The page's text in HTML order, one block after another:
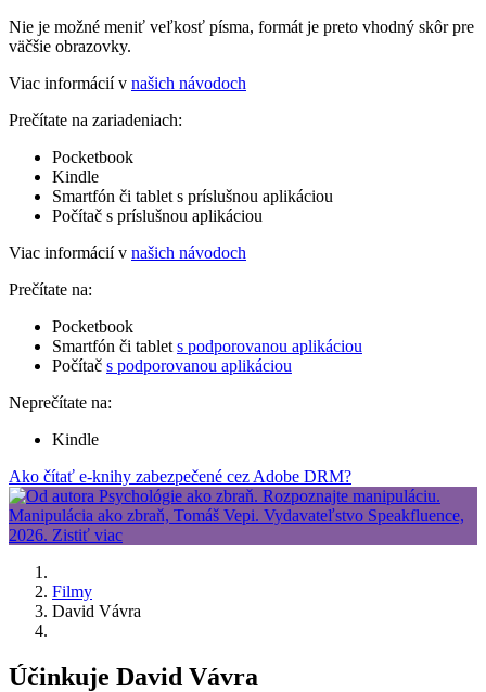
Nie je možné meniť veľkosť písma, formát je preto vhodný skôr pre
väčšie obrazovky.
Viac informácií v našich návodoch
Prečítate na zariadeniach:
Pocketbook
Kindle
Smartfón či tablet s príslušnou aplikáciou
Počítač s príslušnou aplikáciou
Viac informácií v našich návodoch
Prečítate na:
Pocketbook
Smartfón či tablet s podporovanou aplikáciou
Počítač s podporovanou aplikáciou
Neprečítate na:
Kindle
Ako čítať e-knihy zabezpečené cez Adobe DRM?
Filmy
David Vávra
Účinkuje David Vávra